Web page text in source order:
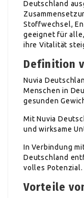
Deutschland
Stoffwechsel,
geeignet für
ihre Vitalität
Definition
Nuvia
Menschen in
gesunden
Mit Nuvia
und wirksame
In Verbindung
Deutschland
volles Potenzial.
Vorteile